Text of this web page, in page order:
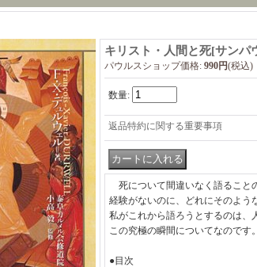
キリスト・人間と死[サンパ
パウルスショップ価格: 990円(税込)
数量:
返品特約に関する重要事項
死について間違いなく語ること
経験がないのに、どれにそのよう
私がこれから語ろうとするのは、
この究極の瞬間についてなのです
●目次